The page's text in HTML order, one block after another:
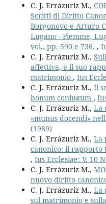
C. J. Errázuriz M.,
Scritti di Diritto
Borgonovo e Arturo
Lugano - Piemme,
vol., pp. 590 e 736. ,
C. J. Errázuriz M.,
affettiva, e il suo
matrimonio , Ius
C. J. Errázuriz M., Il
bonum coniugum ,
C. J. Errázuriz M., La
«munus docendi»
(1989)
C. J. Errázuriz M., La
canonico: il rapporto
, Ius Ecclesiae: V. 10
C. J. Errázuriz M.,
nuovo diritto
C. J. Errázuriz M., La
sul matrimonio e